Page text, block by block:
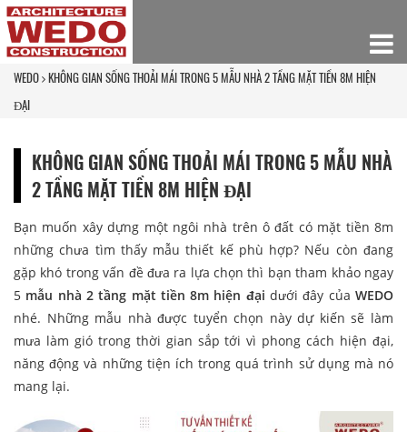
WEDO KHÔNG GIAN SỐNG THOẢI MÁI TRONG 5 MẪU NHÀ 2 TẦNG MẶT TIỀN 8M HIỆN
ĐẠI
KHÔNG GIAN SỐNG THOẢI MÁI TRONG 5 MẪU NHÀ
2 TẦNG MẶT TIỀN 8M HIỆN ĐẠI
Bạn muốn xây dựng một ngôi nhà trên ô đất có mặt tiền 8m
những chưa tìm thấy mẫu thiết kế phù hợp? Nếu còn đang
gặp khó trong vấn đề đưa ra lựa chọn thì bạn tham khảo ngay
5 mẫu nhà 2 tầng mặt tiền 8m hiện đạidưới đây củaWEDO
nhé. Những mẫu nhà được tuyển chọn này dự kiến sẽ làm
mưa làm gió trong thời gian sắp tới vì phong cách hiện đại,
năng động và những tiện ích trong quá trình sử dụng mà nó
mang lại.